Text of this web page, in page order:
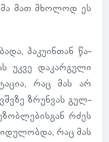
მათ მხო­ლოდ ეს
ჰა­კუ­ინ­თან წა­
უკვე და­კარ­გული
რაც მას არ
ზრუნ­ვას გულ­
რძეს
რაც მას